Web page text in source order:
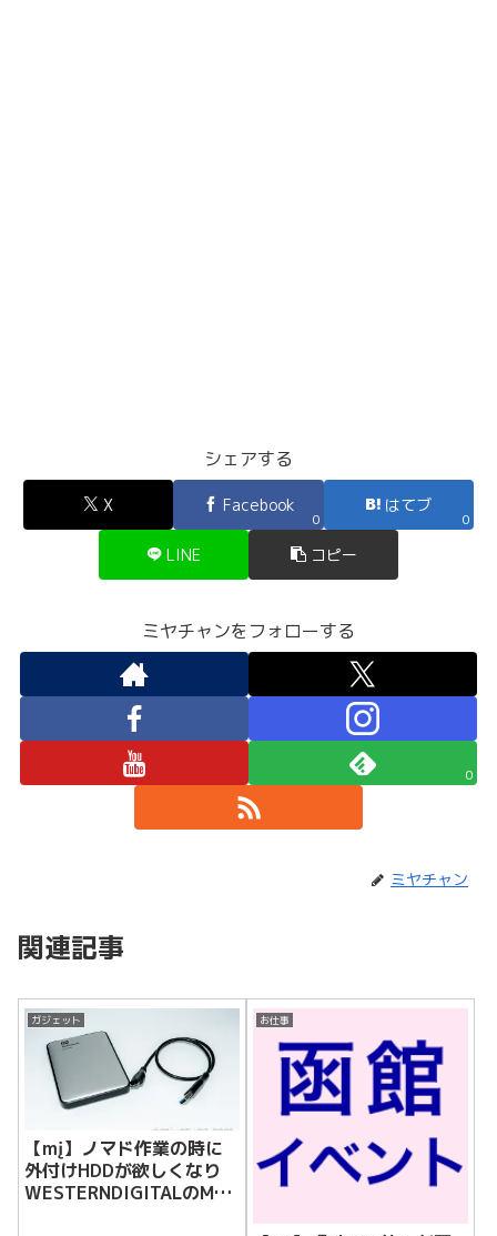
シェアする
X Facebook
0
はてブ
0
LINE コピー
ミヤチャンをフォローする
0
ミヤチャン
関連記事
ガジェット
【mį】ノマド作業の時に
外付けHDDが欲しくなり
WESTERNDIGITALのMy
お仕事